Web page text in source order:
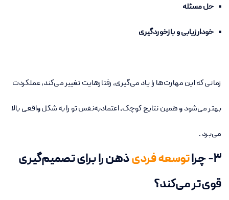
• حل مسئله
• خودارزیابی و بازخوردگیری
زمانی که این مهارت‌ها را یاد می‌گیری، رفتارهایت تغییر می‌کند، عملکردت
بهتر می‌شود و همین نتایج کوچک، اعتمادبه‌نفس تو را به شکل واقعی بالا
می‌برد .
۳- چرا توسعه فردیذهن را برای تصمیم‌گیری
قوی‌تر می‌کند؟